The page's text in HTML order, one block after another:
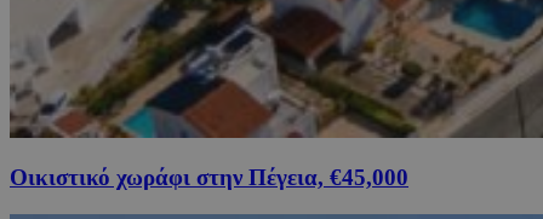
Οικιστικό χωράφι στην Πέγεια, €45,000